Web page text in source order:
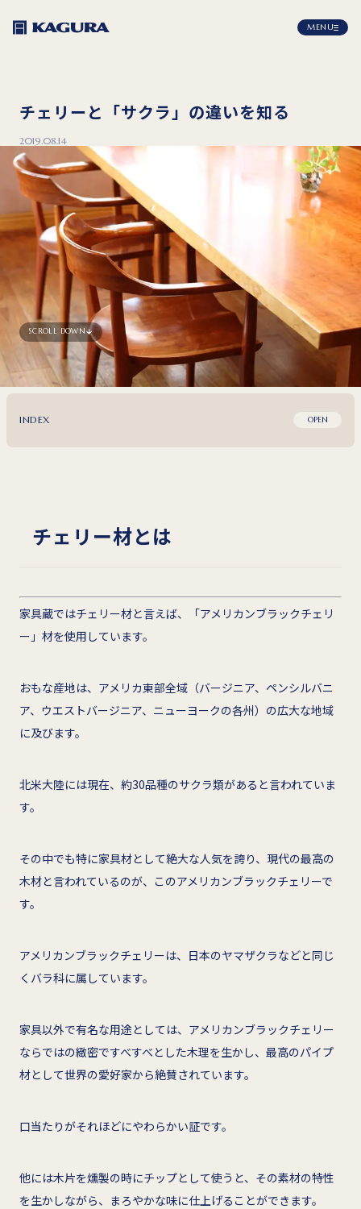
MENU
チェリーと「サクラ」の違いを知る
2019.08.14
SCROLL DOWN
INDEX OPEN
チェリー材とは
家具蔵ではチェリー材と言えば、「アメリカンブラックチェリ
ー」材を使用しています。
おもな産地は、アメリカ東部全域（バージニア、ペンシルバニ
ア、ウエストバージニア、ニューヨークの各州）の広大な地域
に及びます。
北米大陸には現在、約30品種のサクラ類があると言われていま
す。
その中でも特に家具材として絶大な人気を誇り、現代の最高の
木材と言われているのが、このアメリカンブラックチェリーで
す。
アメリカンブラックチェリーは、日本のヤマザクラなどと同じ
くバラ科に属しています。
家具以外で有名な用途としては、アメリカンブラックチェリー
ならではの緻密ですべすべとした木理を生かし、最高のパイプ
材として世界の愛好家から絶賛されています。
口当たりがそれほどにやわらかい証です。
他には木片を燻製の時にチップとして使うと、その素材の特性
を生かしながら、まろやかな味に仕上げることができます。